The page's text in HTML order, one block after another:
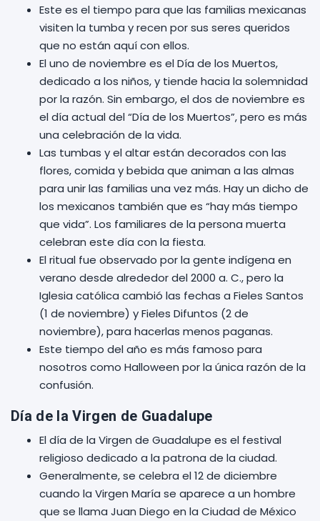
Este es el tiempo para que las familias mexicanas
visiten la tumba y recen por sus seres queridos
que no están aquí con ellos.
El uno de noviembre es el Día de los Muertos,
dedicado a los niños, y tiende hacia la solemnidad
por la razón. Sin embargo, el dos de noviembre es
el día actual del “Día de los Muertos”, pero es más
una celebración de la vida.
Las tumbas y el altar están decorados con las
flores, comida y bebida que animan a las almas
para unir las familias una vez más. Hay un dicho de
los mexicanos también que es “hay más tiempo
que vida”. Los familiares de la persona muerta
celebran este día con la fiesta.
El ritual fue observado por la gente indígena en
verano desde alrededor del 2000 a. C., pero la
Iglesia católica cambió las fechas a Fieles Santos
(1 de noviembre) y Fieles Difuntos (2 de
noviembre), para hacerlas menos paganas.
Este tiempo del año es más famoso para
nosotros como Halloween por la única razón de la
confusión.
Día de la Virgen de Guadalupe
El día de la Virgen de Guadalupe es el festival
religioso dedicado a la patrona de la ciudad.
Generalmente, se celebra el 12 de diciembre
cuando la Virgen María se aparece a un hombre
que se llama Juan Diego en la Ciudad de México